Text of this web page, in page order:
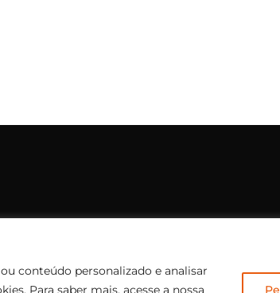
conteúdo personalizado e analisar
Para saber mais, acesse a nossa